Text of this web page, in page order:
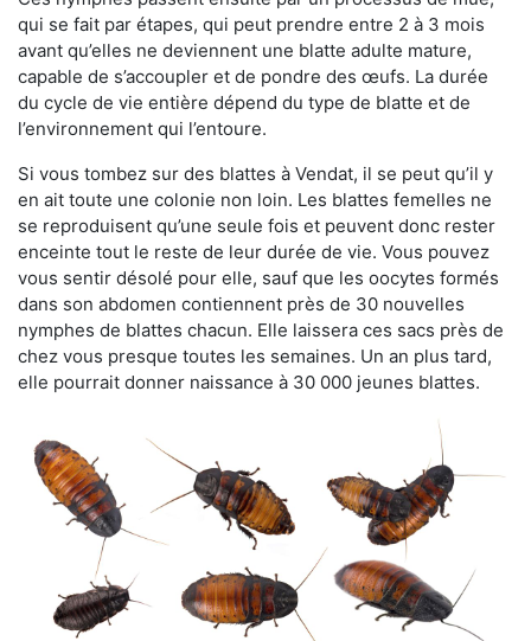
qui se fait par étapes, qui peut prendre entre 2 à 3 mois
avant qu’elles ne deviennent une blatte adulte mature,
capable de s’accoupler et de pondre des œufs. La durée
du cycle de vie entière dépend du type de blatte et de
l’environnement qui l’entoure.
Si vous tombez sur des blattes à Vendat, il se peut qu’il y
en ait toute une colonie non loin. Les blattes femelles ne
se reproduisent qu’une seule fois et peuvent donc rester
enceinte tout le reste de leur durée de vie. Vous pouvez
vous sentir désolé pour elle, sauf que les oocytes formés
dans son abdomen contiennent près de 30 nouvelles
nymphes de blattes chacun. Elle laissera ces sacs près de
chez vous presque toutes les semaines. Un an plus tard,
elle pourrait donner naissance à 30 000 jeunes blattes.